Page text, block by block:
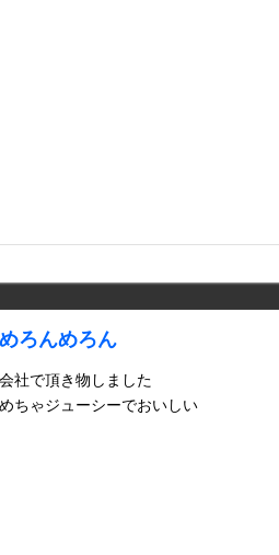
めろんめろん
会社で頂き物しました
めちゃジューシーでおいしい